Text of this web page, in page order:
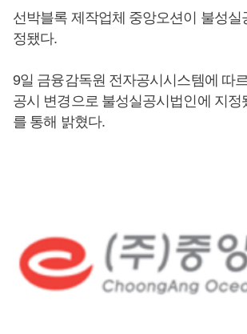
선박블록 제작업체 중앙오션이 불성실
정됐다.
9일 금융감독원 전자공시시스템에 따
공시 변경으로 불성실공시법인에 지정
를 통해 밝혔다.